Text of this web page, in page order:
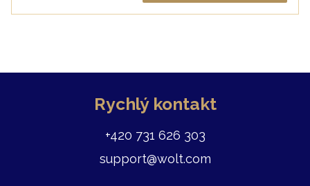
Rychlý kontakt
+420 731 626 303
support@wolt.com